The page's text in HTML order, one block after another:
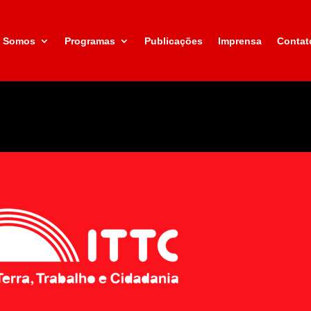
Somos Programas Publicações Imprensa